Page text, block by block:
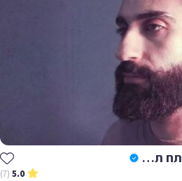
צברבר - מספרת גברים בפתח תקווה
5.0
(7)